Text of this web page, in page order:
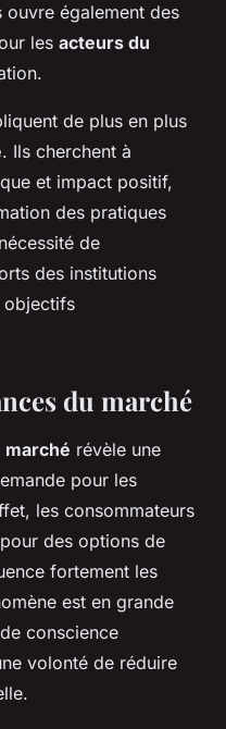
également des
les acteurs du
de plus en plus
. Ils cherchent à
et impact positif,
des pratiques
de
des institutions
objectifs
du marché
révèle une
pour les
les consommateurs
des options de
fortement les
est en grande
conscience
volonté de réduire